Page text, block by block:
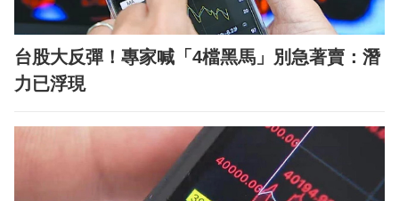
台股大反彈！專家喊「4檔黑馬」別急著賣：潛
力已浮現